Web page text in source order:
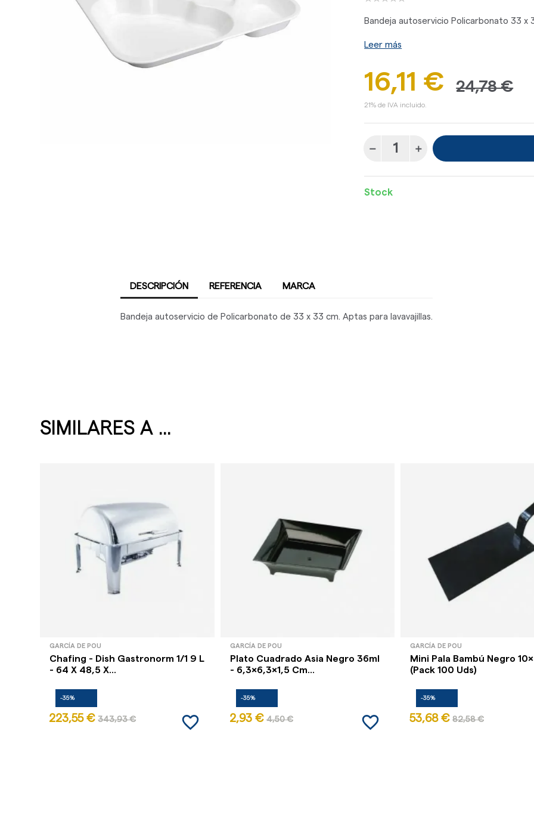
Bandeja autoservicio Policarbonato 33 x
Leer más
16,11 € 24,78 €
21% de IVA incluido.
Stock
DESCRIPCIÓN REFERENCIA MARCA
Bandeja autoservicio de Policarbonato de 33 x 33 cm. Aptas para lavavajillas.
SIMILARES A ...
GARCÍA DE POU
Chafing - Dish Gastronorm 1/1 9 L
- 64 X 48,5 X...
-35%
223,55 € 343,93 € favorite_border
GARCÍA DE POU
Plato Cuadrado Asia Negro 36ml
- 6,3x6,3x1,5 Cm...
-35%
2,93 € 4,50 € favorite_border
GARCÍA DE POU
Mini Pala Bambú Negro
(Pack 100 Uds)
-35%
53,68 € 82,58 €